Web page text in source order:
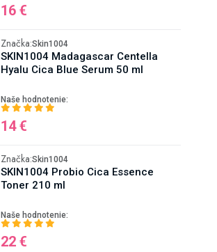
16 €
Značka:Skin1004
SKIN1004 Madagascar Centella
Hyalu Cica Blue Serum 50 ml
Naše hodnotenie:
14 €
Značka:Skin1004
SKIN1004 Probio Cica Essence
Toner 210 ml
Naše hodnotenie:
22 €